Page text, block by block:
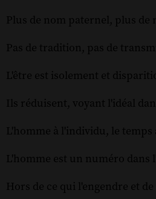
Plus de nom paternel, plus de
Pas de tradition, pas de
L'être est isolement et
Ils réduisent, voyant l'idéal
L'homme à l'individu, le temps
L'homme est un numéro
Hors de ce qui l'engendre et